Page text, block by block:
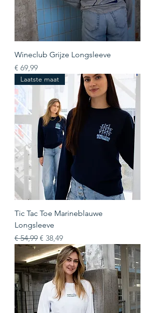
Wineclub Grijze Longsleeve
Prijs
€ 69,99
Laatste maat
Tic Tac Toe Marineblauwe
Longsleeve
Normale prijs
€ 54,99 Verkoopprijs
€ 38,49